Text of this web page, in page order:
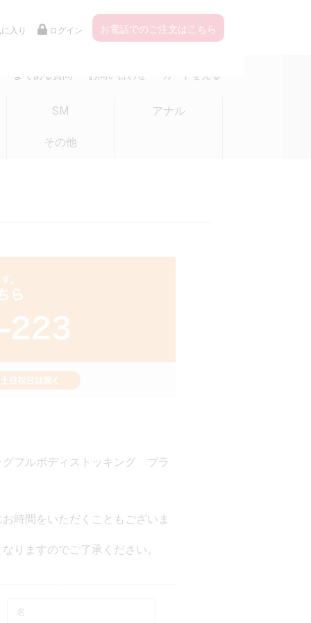
入り ログイン お電話でのご注文はこちら
よくある質問 お問い合わせ カートを見る
SM アナル
その他
フルボディストッキング ブラ
時間をいただくこともございま
りますのでご了承ください。